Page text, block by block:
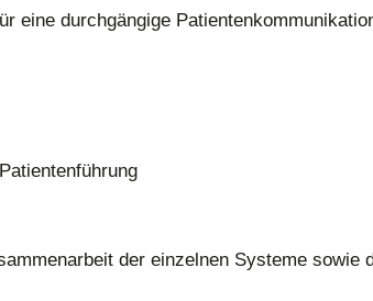
eine durchgängige
der einzelnen Systeme sowie